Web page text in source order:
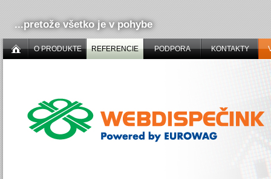
...pretože všetko je v pohybe
O PRODUKTE REFERENCIE PODPORA KONTAKTY